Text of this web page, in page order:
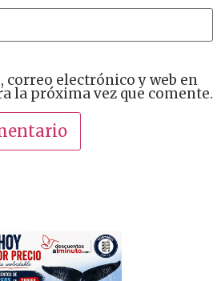
correo electrónico y web en
la próxima vez que comente.